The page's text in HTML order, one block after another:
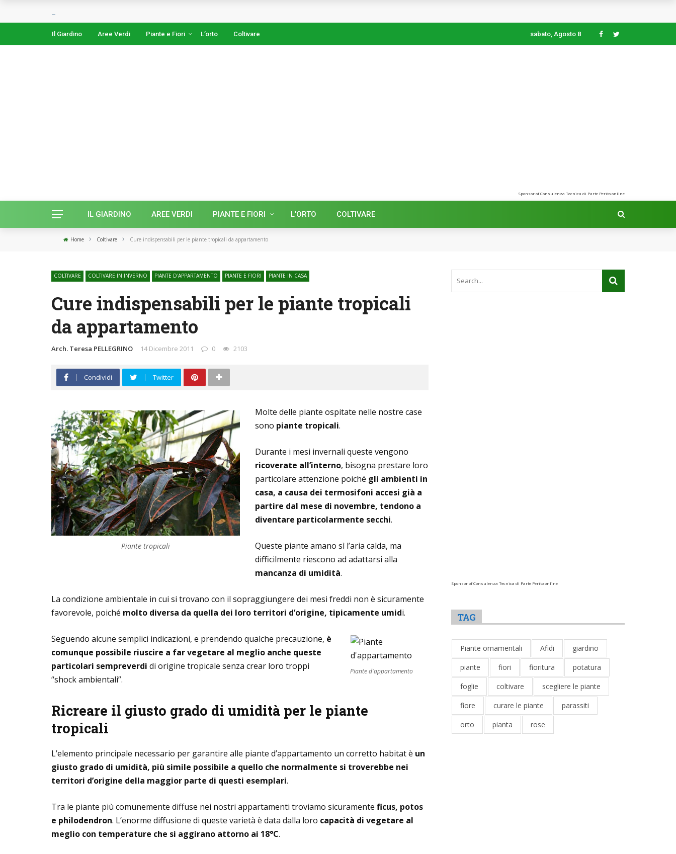
Il Giardino Aree Verdi Piante e Fiori L’orto Coltivare sabato, Agosto 8
Sponsor of Consulenza Tecnica di Parte Perito online
IL GIARDINO AREE VERDI PIANTE E FIORI L’ORTO COLTIVARE
Home › Coltivare › Cure indispensabili per le piante tropicali da appartamento
COLTIVARE COLTIVARE IN INVERNO PIANTE D'APPARTAMENTO PIANTE E FIORI PIANTE IN CASA
Cure indispensabili per le piante tropicali
da appartamento
Arch. Teresa PELLEGRINO 14 Dicembre 2011 0 2103
Condividi Twitter
Piante tropicali
Molte delle piante ospitate nelle nostre case
sono piante tropicali.
Durante i mesi invernali queste vengono
ricoverate all’interno, bisogna prestare loro
particolare attenzione poiché gli ambienti in
casa, a causa dei termosifoni accesi già a
partire dal mese di novembre, tendono a
diventare particolarmente secchi.
Queste piante amano sì l’aria calda, ma
difficilmente riescono ad adattarsi alla
mancanza di umidità.
La condizione ambientale in cui si trovano con il sopraggiungere dei mesi freddi non è sicuramente
favorevole, poiché molto diversa da quella dei loro territori d’origine, tipicamente umidi.
Piante d'appartamento
Seguendo alcune semplici indicazioni, e prendendo qualche precauzione, è
comunque possibile riuscire a far vegetare al meglio anche queste
particolari sempreverdi di origine tropicale senza crear loro troppi
“shock ambientali”.
Ricreare il giusto grado di umidità per le piante
tropicali
L’elemento principale necessario per garantire alle piante d’appartamento un corretto habitat è un
giusto grado di umidità, più simile possibile a quello che normalmente si troverebbe nei
territori d’origine della maggior parte di questi esemplari.
Tra le piante più comunemente diffuse nei nostri appartamenti troviamo sicuramente ficus, potos
e philodendron. L’enorme diffusione di queste varietà è data dalla loro capacità di vegetare al
meglio con temperature che si aggirano attorno ai 18°C.
Sponsor of Consulenza Tecnica di Parte Perito online
TAG
Piante ornamentali Afidi
giardino
piante
fiori fioritura
potatura
foglie
coltivare
scegliere le piante
fiore
curare le piante
parassiti
orto
pianta rose